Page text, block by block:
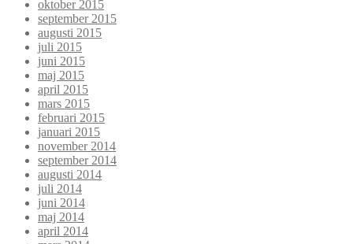
oktober 2015
september 2015
augusti 2015
juli 2015
juni 2015
maj 2015
april 2015
mars 2015
februari 2015
januari 2015
november 2014
september 2014
augusti 2014
juli 2014
juni 2014
maj 2014
april 2014